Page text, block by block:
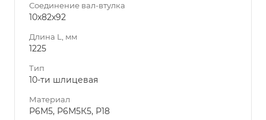
Соединение вал-втулка
10х82х92
Длина L, мм
1225
Тип
10-ти шлицевая
Материал
Р6М5, Р6М5К5, Р18